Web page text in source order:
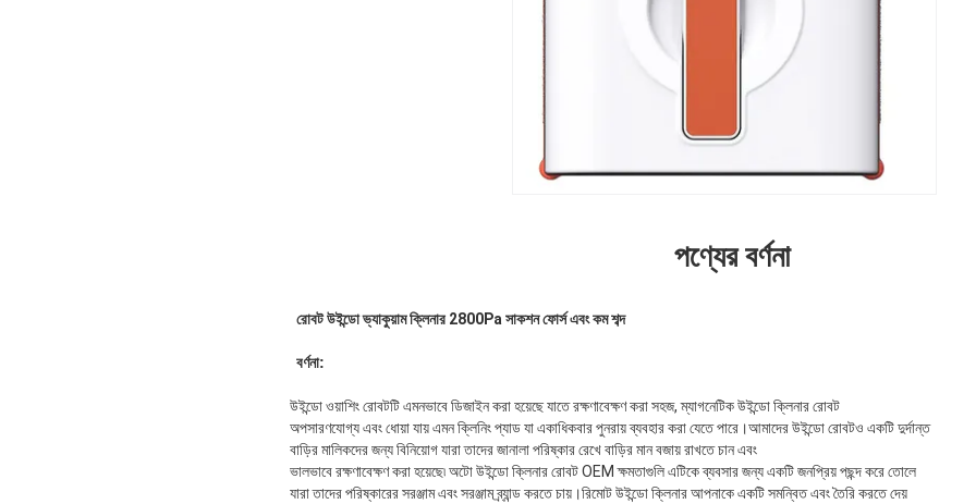
পণ্যের বর্ণনা
রোবট উইন্ডো ভ্যাকুয়াম ক্লিনার 2800Pa সাকশন ফোর্স এবং কম শব্দ
বর্ণনা:
উইন্ডো ওয়াশিং রোবটটি এমনভাবে ডিজাইন করা হয়েছে যাতে রক্ষণাবেক্ষণ করা সহজ, ম্যাগনেটিক উইন্ডো ক্লিনার রোবট
অপসারণযোগ্য এবং ধোয়া যায় এমন ক্লিনিং প্যাড যা একাধিকবার পুনরায় ব্যবহার করা যেতে পারে।আমাদের উইন্ডো রোবটও একটি দুর্দান্ত
বাড়ির মালিকদের জন্য বিনিয়োগ যারা তাদের জানালা পরিষ্কার রেখে বাড়ির মান বজায় রাখতে চান এবং
ভালভাবে রক্ষণাবেক্ষণ করা হয়েছে৷ অটো উইন্ডো ক্লিনার রোবট OEM ক্ষমতাগুলি এটিকে ব্যবসার জন্য একটি জনপ্রিয় পছন্দ করে তোলে
যারা তাদের পরিষ্কারের সরঞ্জাম এবং সরঞ্জাম ব্র্যান্ড করতে চায়।রিমোট উইন্ডো ক্লিনার আপনাকে একটি সমন্বিত এবং তৈরি করতে দেয়